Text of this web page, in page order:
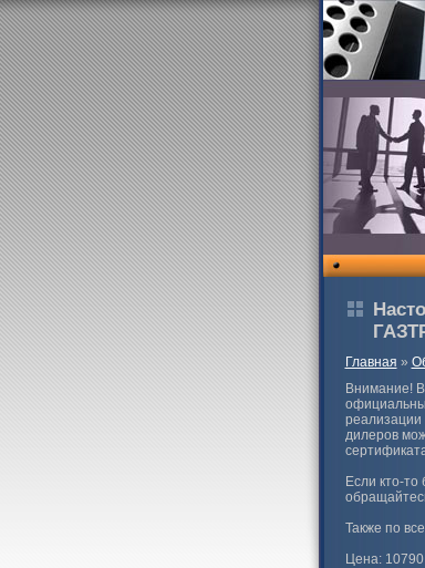
Главная »
Внимание!
реализации
дилеров
Если кто-
Также по
Цена: 10790